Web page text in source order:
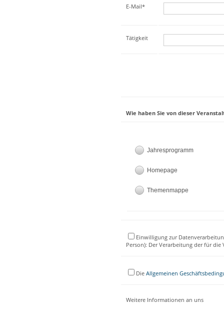
E-Mail*
Tätigkeit
Wie haben Sie von dieser
Jahresprogramm
Homepage
Themenmappe
Einwilligung zur
Person): Der Verarbeitung der für
Die Allgemeinen
Weitere Informationen an uns